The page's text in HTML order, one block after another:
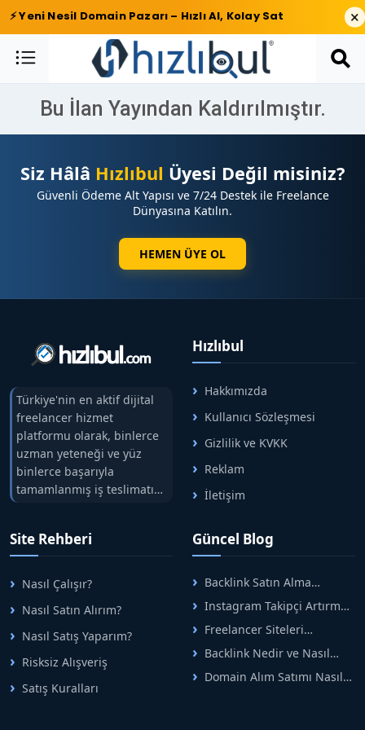
⚡ Yeni Nesil Domain Pazarı – Hızlı Al, Kolay Sat ×
Bu İlan Yayından Kaldırılmıştır.
Siz Hâlâ Hızlıbul Üyesi Değil misiniz?
Güvenli Ödeme Alt Yapısı ve 7/24 Destek ile Freelance
Dünyasına Katılın.
HEMEN ÜYE OL
Türkiye'nin en aktif dijital
freelancer hizmet
platformu olarak, binlerce
uzman yeteneği ve yüz
binlerce başarıyla
tamamlanmış iş teslimatını
tek çatıda buluşturuyoruz.
arasındaki süreci risksiz
alışveriş sistemi ile koruyan
ticaretin güvenli
adreslerinden birisidir.
Hızlıbul
Hakkımızda
Kullanıcı Sözleşmesi
Gizlilik ve KVKK
Reklam
İletişim
Site Rehberi
Nasıl Çalışır?
Nasıl Satın Alırım?
Nasıl Satış Yaparım?
Risksiz Alışveriş
Satış Kuralları
Güncel Blog
Backlink Satın Alma
Rehberi: Güvenli SEO İçin
Doğru Adımlar
Instagram Takipçi Artırma
Yöntemleri: Organik Büyüme
Rehberi
Freelancer Siteleri
Arasında Doğru Seçim Nasıl
Yapılır
Backlink Nedir ve Nasıl
Alınır? Etkili Yöntemler
Domain Alım Satımı Nasıl